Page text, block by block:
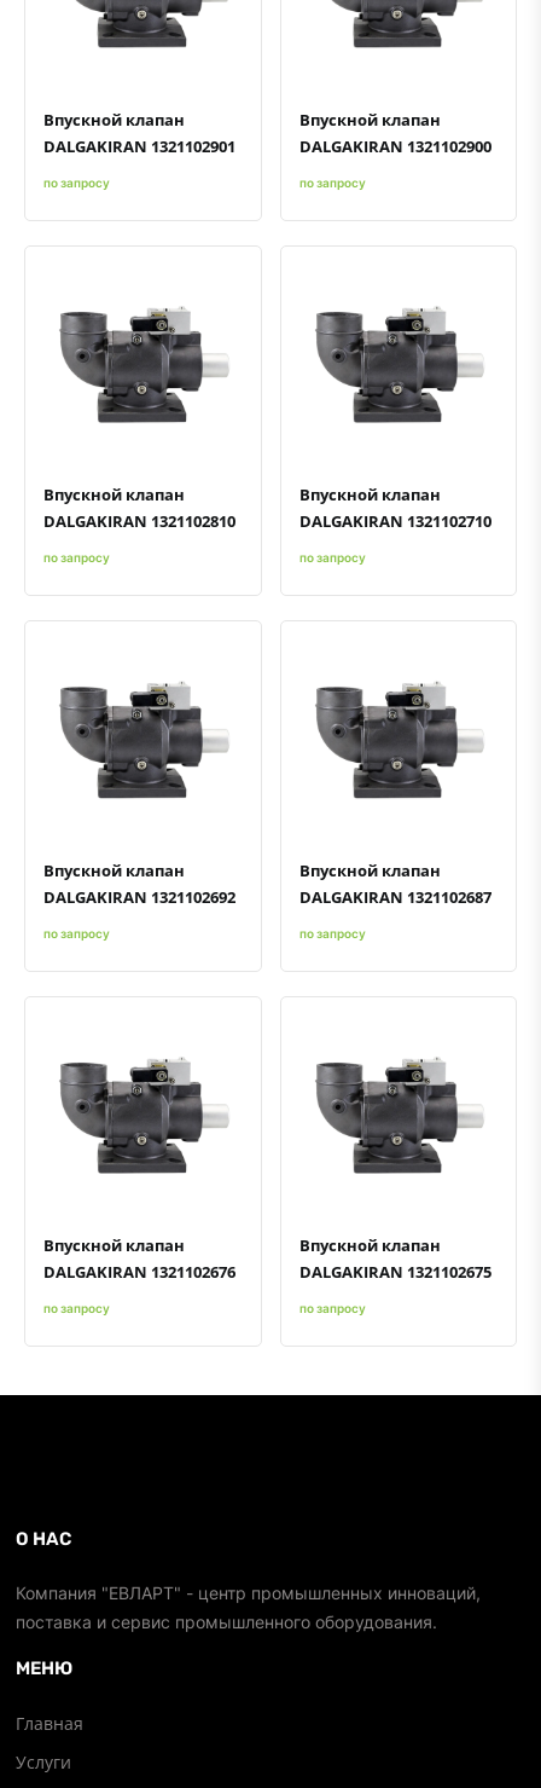
Быстрый просмотрДобавить к сравнению
Добавить в избранное
Впускной клапан
DALGAKIRAN 1321102901
по запросу
Быстрый просмотрДобавить к сравнению
Добавить в избранное
Впускной клапан
DALGAKIRAN 1321102900
по запросу
Быстрый просмотрДобавить к сравнению
Добавить в избранное
Впускной клапан
DALGAKIRAN 1321102810
по запросу
Быстрый просмотрДобавить к сравнению
Добавить в избранное
Впускной клапан
DALGAKIRAN 1321102710
по запросу
Быстрый просмотрДобавить к сравнению
Добавить в избранное
Впускной клапан
DALGAKIRAN 1321102692
по запросу
Быстрый просмотрДобавить к сравнению
Добавить в избранное
Впускной клапан
DALGAKIRAN 1321102687
по запросу
Быстрый просмотрДобавить к сравнению
Добавить в избранное
Впускной клапан
DALGAKIRAN 1321102676
по запросу
Быстрый просмотрДобавить к сравнению
Добавить в избранное
Впускной клапан
DALGAKIRAN 1321102675
по запросу
О НАС
Компания "ЕВЛАРТ" - центр промышленных инноваций,
поставка и сервис промышленного оборудования.
МЕНЮ
Главная
Услуги